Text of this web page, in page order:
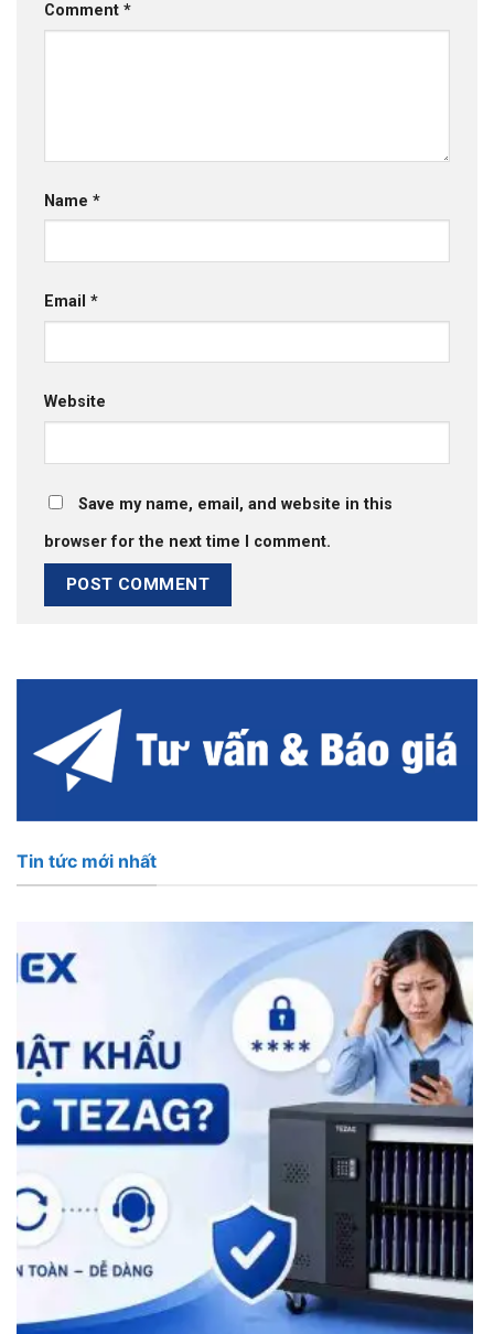
Comment *
Name *
Email *
Website
Save my name, email, and website in this
browser for the next time I comment.
Tin tức mới nhất